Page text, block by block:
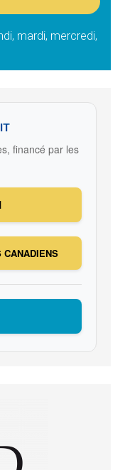
mardi, mercredi,
financé par les
CANADIENS